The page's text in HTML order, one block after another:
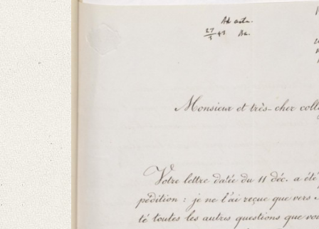
Bibliography: Briefe von und an August Wilhelm Schlegel.
Incipit: „[1] Monsieur et très-cher collègue,
Votre lettre datée du 11 déc. a été fort retardée dans lʼexpédition: je
Manuscript
Classification Number: VII, 61 Bl.68-69
Language
French